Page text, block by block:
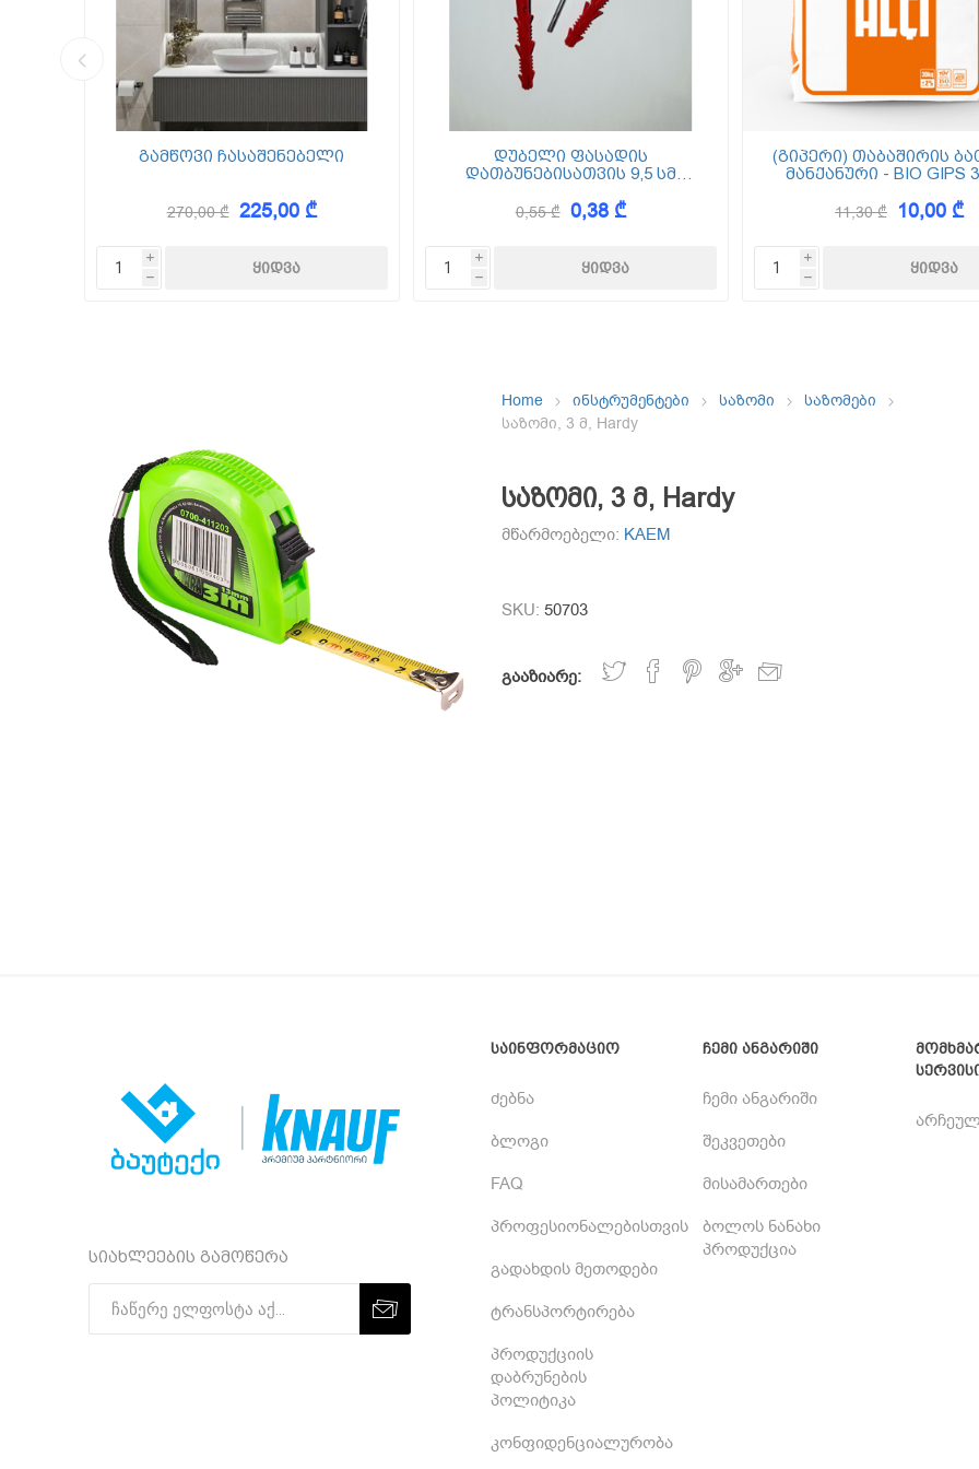
კედლის შემოსვები
KAEM Dekor
გამწოვი ჩასაშენებელი
270,00 ₾ 225,00 ₾
i
h
დუბელი ფასადის
დათბუნებისათვის 9,5 სმ
0,55 ₾ 0,38 ₾
i
h
(გიპერი) თაბაშირის
მანქანური - BIO GIPS
11,30 ₾ 10,00 ₾
i
h
Home ინსტრუმენტები საზომი
საზომები
საზომი, 3 მ, Hardy
საზომი, 3 მ, Hardy
მწარმოებელი: KAEM
SKU: 50703
გააზიარე:
სიახლეების გამოწერა
საინფორმაციო
ძებნა
ბლოგი
FAQ
პროფესიონალებისთვის
გადახდის მეთოდები
ტრანსპორტირება
პროდუქციის
დაბრუნების
პოლიტიკა
კონფიდენციალურობა
ჩემი ანგარიში
ჩემი ანგარიში
შეკვეთები
მისამართები
ბოლოს ნანახი
პროდუქცია